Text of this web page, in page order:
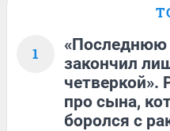
1
«Последнюю
закончил
четверкой».
про сына,
боролся с